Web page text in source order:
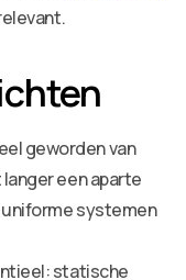
geworden van
een aparte
systemen
statische